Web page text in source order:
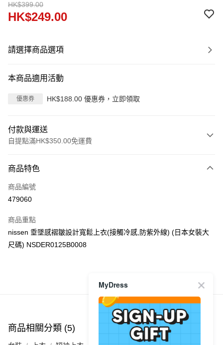
HK$399.00
HK$249.00
請選擇商品選項
本商品適用活動
優惠券 HK$188.00 優惠券，立即領取
付款與運送
自提點滿HK$350.00免運費
信用卡
Apple Pay
PayMe
WeChat Pay
每筆HK$40.00，滿HK$350.00或以上免運費
每筆HK$40.00，滿HK$350.00或以上免運費
商品特色
商品編號
479060
商品重點
nissen 垂墜感褶皺設計寬鬆上衣(接觸冷感,防紫外線) (日本女裝大
尺碼) NSDER0125B0008
商品推薦
商品相關分類 (5)
MyDress